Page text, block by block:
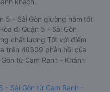
khách.
5 - Sài Gòn giường nằm tốt
đi Quận 5 - Sài Gòn
chất lượng Tốt với điểm
trên 40309 phản hồi của
từ Cam Ranh - Khánh
- Sài Gòn từ Cam Ranh -